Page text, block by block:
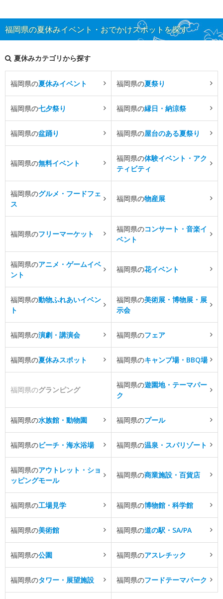
福岡県の夏休みイベント・おでかけスポットを探す
夏休みカテゴリから探す
福岡県の夏休みイベント 福岡県の夏祭り
福岡県の七夕祭り 福岡県の縁日・納涼祭
福岡県の盆踊り 福岡県の屋台のある夏祭り
福岡県の無料イベント
福岡県の体験イベント・アク
ティビティ
福岡県のグルメ・フードフェ
ス
福岡県の物産展
福岡県のフリーマーケット
福岡県のコンサート・音楽イ
ベント
福岡県のアニメ・ゲームイベ
ント
福岡県の花イベント
福岡県の動物ふれあいイベン
ト
福岡県の美術展・博物展・展
示会
福岡県の演劇・講演会 福岡県のフェア
福岡県の夏休みスポット 福岡県のキャンプ場・BBQ場
福岡県のグランピング
福岡県の遊園地・テーマパー
ク
福岡県の水族館・動物園 福岡県のプール
福岡県のビーチ・海水浴場 福岡県の温泉・スパリゾート
福岡県のアウトレット・ショ
ッピングモール
福岡県の商業施設・百貨店
福岡県の工場見学 福岡県の博物館・科学館
福岡県の美術館 福岡県の道の駅・SA/PA
福岡県の公園 福岡県のアスレチック
福岡県のタワー・展望施設 福岡県のフードテーマパーク